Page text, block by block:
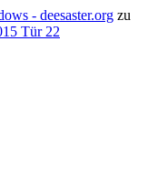
- deesaster.org zu
Tür 22